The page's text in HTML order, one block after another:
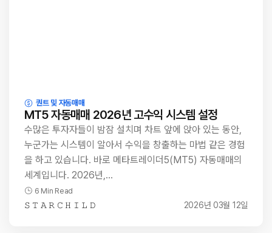
퀀트 및 자동매매
MT5 자동매매 2026년 고수익 시스템 설정
수많은 투자자들이 밤잠 설치며 차트 앞에 앉아 있는 동안,
누군가는 시스템이 알아서 수익을 창출하는 마법 같은 경험
을 하고 있습니다. 바로 메타트레이더5(MT5) 자동매매의
세계입니다. 2026년,…
6 Min Read
𝚂 𝚃 𝙰 𝚁 𝙲 𝙷 𝙸 𝙻 𝙳 2026년 03월 12일